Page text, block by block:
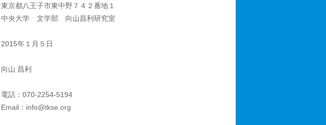
東京都八王子市東中野７４２番地１
中央大学 文学部 向山昌利研究室
2015年１月５日
向山 昌利
電話：070-2254-5194
Email： info@tkse.org